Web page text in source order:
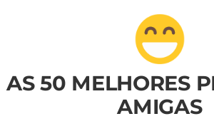
AS 50 MELHORES
AMIGAS